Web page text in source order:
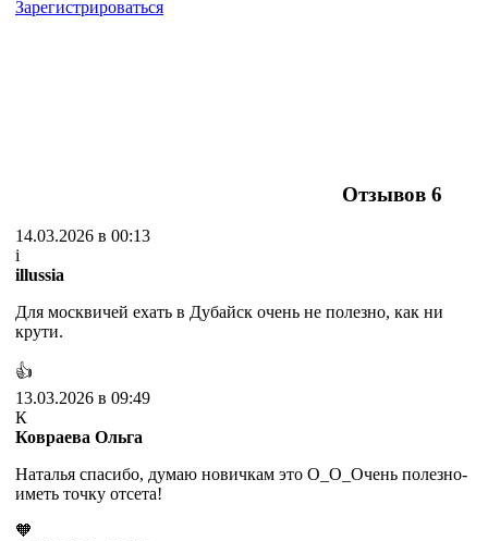
Зарегистрироваться
Отзывов 6
14.03.2026 в 00:13
i
illussia
Для москвичей ехать в Дубайск очень не полезно, как ни
крути.
👍
13.03.2026 в 09:49
К
Ковраева Ольга
Наталья спасибо, думаю новичкам это О_О_Очень полезно-
иметь точку отсета!
🧡